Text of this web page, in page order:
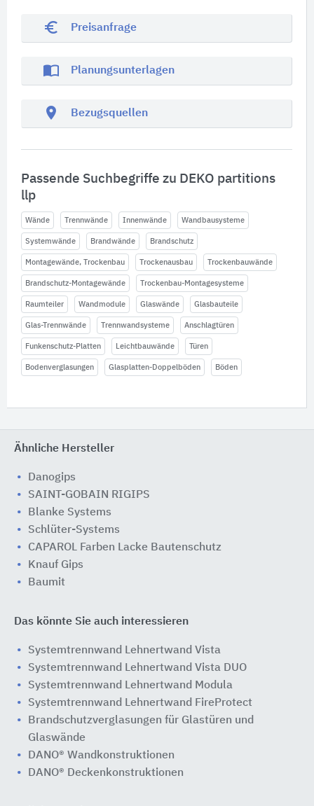
euro_symbol Preisanfrage
import_contacts Planungsunterlagen
location_on Bezugsquellen
Passende Suchbegriffe zu DEKO partitions
llp
Wände Trennwände Innenwände Wandbausysteme
Systemwände Brandwände Brandschutz
Montagewände, Trockenbau Trockenausbau Trockenbauwände
Brandschutz-Montagewände Trockenbau-Montagesysteme
Raumteiler Wandmodule Glaswände Glasbauteile
Glas-Trennwände Trennwandsysteme Anschlagtüren
Funkenschutz-Platten Leichtbauwände Türen
Bodenverglasungen Glasplatten-Doppelböden Böden
Ähnliche Hersteller
Danogips
SAINT-GOBAIN RIGIPS
Blanke Systems
Schlüter-Systems
CAPAROL Farben Lacke Bautenschutz
Knauf Gips
Baumit
Das könnte Sie auch interessieren
Systemtrennwand Lehnertwand Vista
Systemtrennwand Lehnertwand Vista DUO
Systemtrennwand Lehnertwand Modula
Systemtrennwand Lehnertwand FireProtect
Brandschutzverglasungen für Glastüren und
Glaswände
DANO® Wandkonstruktionen
DANO® Deckenkonstruktionen